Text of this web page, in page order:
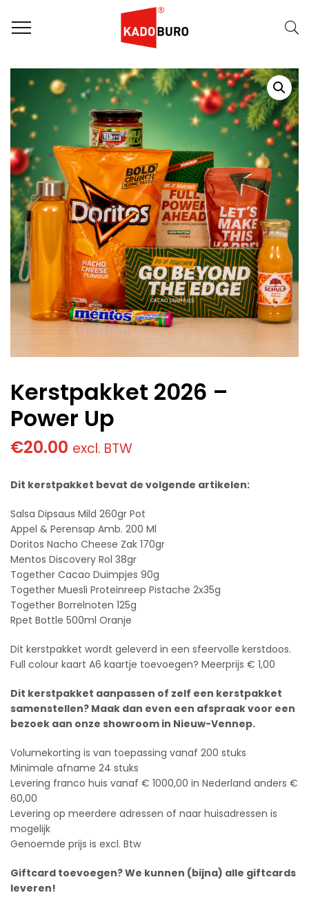
Home
Kerstpakketten
Kerstpakket 2026 – Power Up
Kerstpakket 2026 –
Power Up
€20.00 excl. BTW
Dit kerstpakket bevat de volgende artikelen:
Salsa Dipsaus Mild 260gr Pot
Appel & Perensap Amb. 200 Ml
Doritos Nacho Cheese Zak 170gr
Mentos Discovery Rol 38gr
Together Cacao Duimpjes 90g
Together Muesli Proteinreep Pistache 2x35g
Together Borrelnoten 125g
Rpet Bottle 500ml Oranje
Dit kerstpakket wordt geleverd in een sfeervolle kerstdoos.
Full colour kaart A6 kaartje toevoegen? Meerprijs € 1,00
Dit kerstpakket aanpassen of zelf een kerstpakket
samenstellen? Maak dan even een afspraak voor een
bezoek aan onze showroom in Nieuw-Vennep.
Volumekorting is van toepassing vanaf 200 stuks
Minimale afname 24 stuks
Levering franco huis vanaf € 1000,00 in Nederland anders €
60,00
Levering op meerdere adressen of naar huisadressen is
mogelijk
Genoemde prijs is excl. Btw
Giftcard toevoegen? We kunnen (bijna) alle giftcards
leveren!